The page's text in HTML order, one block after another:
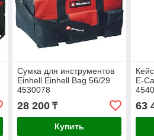
Сумка для инструментов
Einhell Einhell Bag 56/29
4530078
28 200₸
Купить
E-
63